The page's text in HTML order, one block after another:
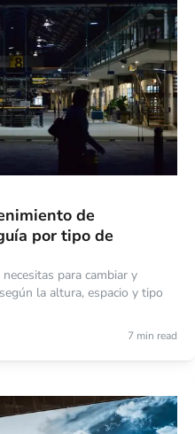
de
por tipo de
para cambiar y
la altura, espacio y tipo
7 min read